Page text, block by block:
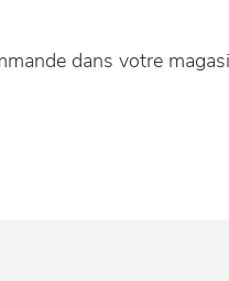
dans votre